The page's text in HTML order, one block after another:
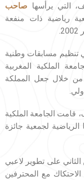
التي يرأسها صاحب
رياضية ذات منفعة
تنظيم مسابقات وطنية
الملكية المغربية
من خلال جعل المملكة
قامت الجامعة الملكية
لجمعية جائزة
على تطوير لاعبي
مع المحترفين